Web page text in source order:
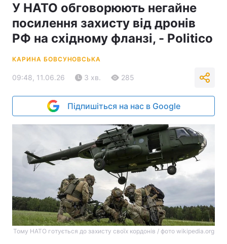
У НАТО обговорюють негайне
посилення захисту від дронів
РФ на східному фланзі, - Politico
КАРИНА БОВСУНОВСЬКА
09:48, 11.06.26 3 хв. 285
Підпишіться на нас в Google
Тому НАТО готується до захисту своїх кордонів / фото wikipedia.org